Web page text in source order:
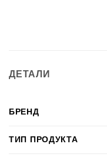
ДЕТАЛИ
БРЕНД
ТИП ПРОДУКТА